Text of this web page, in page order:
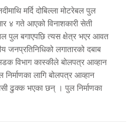
मर्दि दोबिल्ला मोटरेबल पुल
४ गते आएको विनाशकारी सेती
पुल बगाएपछि त्यस क्षेत्र भएर आवत
जनप्रतिनिधिको लगातारको दबाब
विभाग कास्कीले बोलपत्र आव्हान
लागि बोलपत्र आव्हान
ढुक्क भएका छन् । पुल निर्माणका